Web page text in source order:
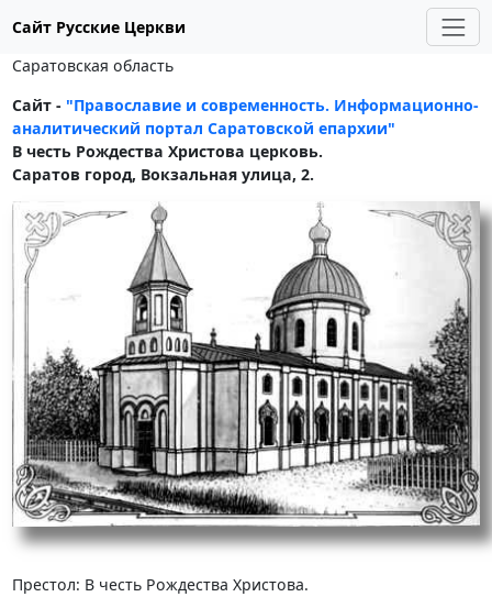
Сайт Русские Церкви
Саратовская область
Сайт - "Православие и современность. Информационно-
аналитический портал Саратовской епархии"
В честь Рождества Христова церковь.
Саратов город, Вокзальная улица, 2.
Престол: В честь Рождества Христова.